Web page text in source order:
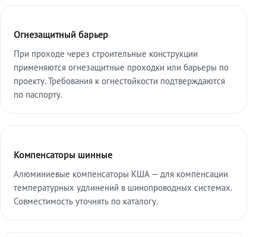
Огнезащитный барьер
При проходе через строительные конструкции
применяются огнезащитные проходки или барьеры по
проекту. Требования к огнестойкости подтверждаются
по паспорту.
Компенсаторы шинные
Алюминиевые компенсаторы КША — для компенсации
температурных удлинений в шинопроводных системах.
Совместимость уточнять по каталогу.